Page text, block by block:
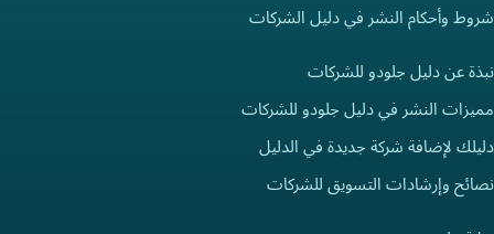
شروط وأحكام النشر في دليل الشركات
نبذة عن دليل جلودو للشركات
مميزات النشر في دليل جلودو للشركات
دليلك لإضافة شركة جديدة في الدليل
نصائح وإرشادات التسويق للشركات